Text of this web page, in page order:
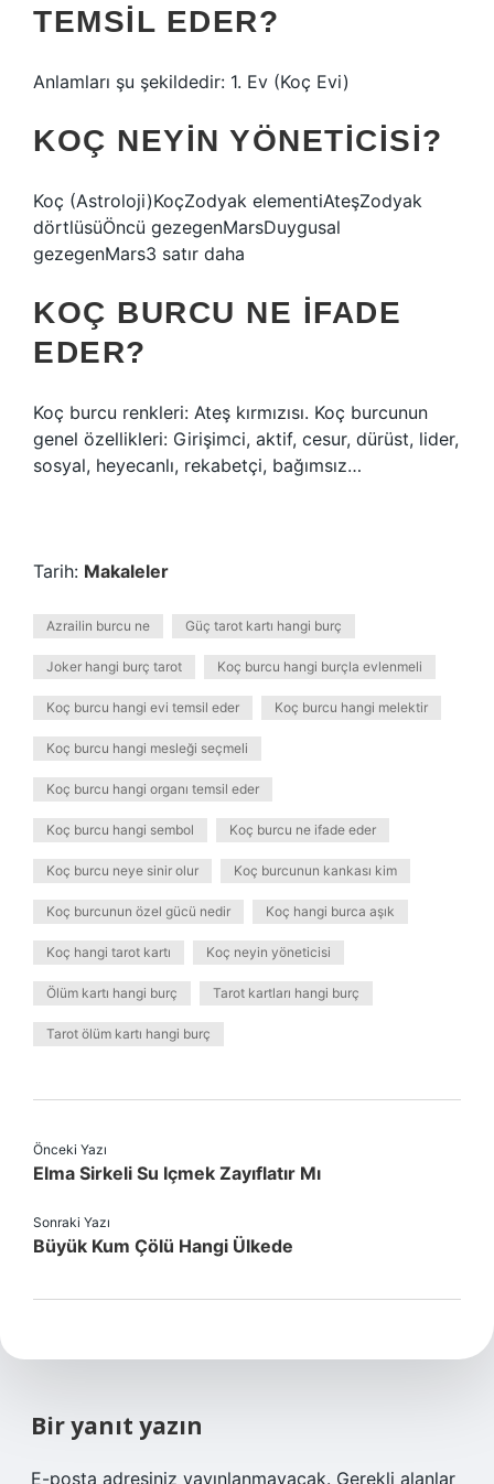
TEMSIL EDER?
Anlamları şu şekildedir: 1. Ev (Koç Evi)
KOÇ NEYIN YÖNETICISI?
Koç (Astroloji)KoçZodyak elementiAteşZodyak
dörtlüsüÖncü gezegenMarsDuygusal
gezegenMars3 satır daha
KOÇ BURCU NE IFADE
EDER?
Koç burcu renkleri: Ateş kırmızısı. Koç burcunun
genel özellikleri: Girişimci, aktif, cesur, dürüst, lider,
sosyal, heyecanlı, rekabetçi, bağımsız…
Tarih: Makaleler
Azrailin burcu ne Güç tarot kartı hangi burç
Joker hangi burç tarot Koç burcu hangi burçla evlenmeli
Koç burcu hangi evi temsil eder Koç burcu hangi melektir
Koç burcu hangi mesleği seçmeli
Koç burcu hangi organı temsil eder
Koç burcu hangi sembol Koç burcu ne ifade eder
Koç burcu neye sinir olur Koç burcunun kankası kim
Koç burcunun özel gücü nedir Koç hangi burca aşık
Koç hangi tarot kartı Koç neyin yöneticisi
Ölüm kartı hangi burç Tarot kartları hangi burç
Tarot ölüm kartı hangi burç
Önceki Yazı
Elma Sirkeli Su Içmek Zayıflatır Mı
Sonraki Yazı
Büyük Kum Çölü Hangi Ülkede
Bir yanıt yazın
E-posta adresiniz yayınlanmayacak. Gerekli alanlar